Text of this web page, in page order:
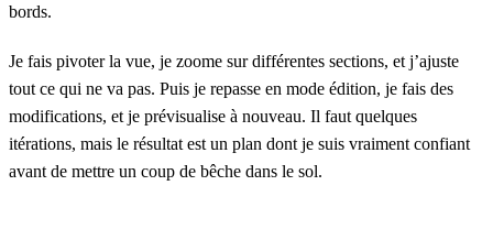
bords.
Je fais pivoter la vue, je zoome sur différentes sections, et j’ajuste
tout ce qui ne va pas. Puis je repasse en mode édition, je fais des
modifications, et je prévisualise à nouveau. Il faut quelques
itérations, mais le résultat est un plan dont je suis vraiment confiant
avant de mettre un coup de bêche dans le sol.